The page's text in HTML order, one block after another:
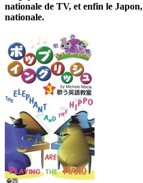
nationale de TV, et enfin le
nationale.